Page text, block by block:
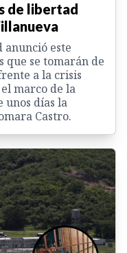
de libertad
anunció este
que se tomarán de
a la crisis
marco de la
unos días la
Castro.